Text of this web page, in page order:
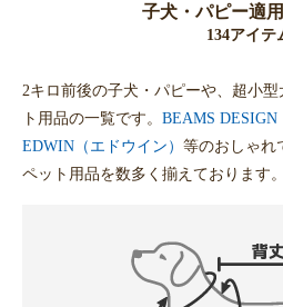
子犬・パピー適
134アイテ
2キロ前後の子犬・パピーや、超小
ト用品の一覧です。 BEAMS DESIGN
EDWIN（エドウイン） 等のおしゃれ
ペット用品を数多く揃えております。